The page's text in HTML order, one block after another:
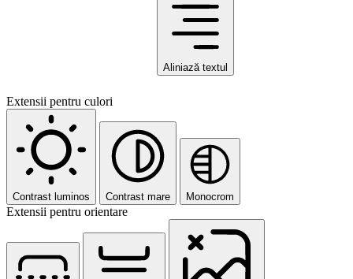
Aliniază textul
Extensii pentru culori
Contrast luminos Contrast mare Monocrom
Extensii pentru orientare